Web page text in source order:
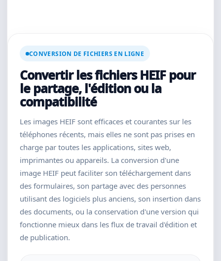
CONVERSION DE FICHIERS EN LIGNE
Convertir les fichiers HEIF pour
le partage, l'édition ou la
compatibilité
Les images HEIF sont efficaces et courantes sur les
téléphones récents, mais elles ne sont pas prises en
charge par toutes les applications, sites web,
imprimantes ou appareils. La conversion d'une
image HEIF peut faciliter son téléchargement dans
des formulaires, son partage avec des personnes
utilisant des logiciels plus anciens, son insertion dans
des documents, ou la conservation d'une version qui
fonctionne mieux dans les flux de travail d'édition et
de publication.